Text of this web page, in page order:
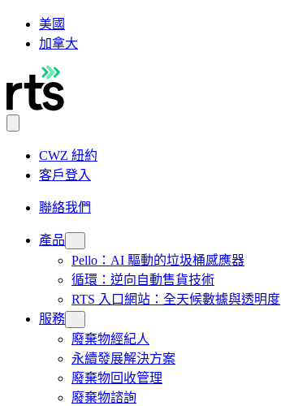
美國
加拿大
CWZ 紐約
客戶登入
聯絡我們
產品
Pello：AI 驅動的垃圾桶感應器
循環：逆向自動售貨技術
RTS 入口網站：全天候數據與透明度
服務
廢棄物經紀人
永續發展解決方案
廢棄物回收管理
廢棄物諮詢